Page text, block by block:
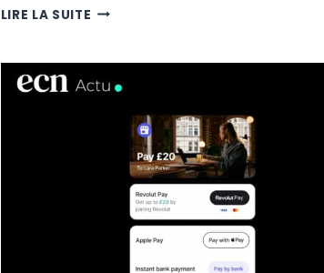
LIRE LA SUITE WALLET
2025
:
CANAL
S’IMPOSE
RELATION
CLIENT